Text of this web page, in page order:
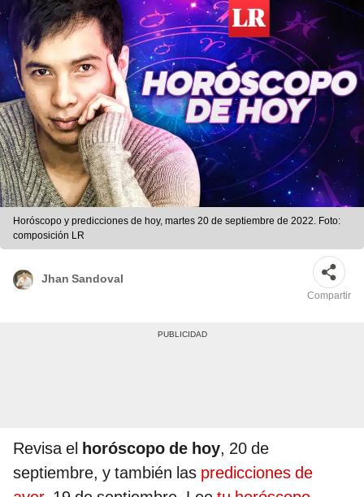
Horóscopo y predicciones de hoy, martes 20 de septiembre de 2022. Foto:
composición LR
Jhan Sandoval
Compartir
Revisa el horóscopo de hoy, 20 de
septiembre, y también las predicciones de